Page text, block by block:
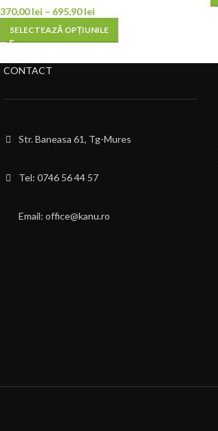
370,00lei – 695,90lei
SELECTEAZĂ OPȚIUNILE
CONTACT
Str. Baneasa 61, Tg-Mures
Tel: 0746 56 44 57
Email: office@kanu.ro